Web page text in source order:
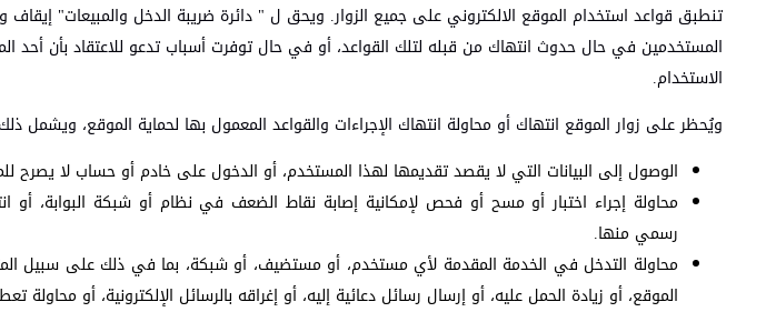
تنطبق قواعد استخدام الموقع الالكتروني على جميع الزوار. ويحق ل " دائرة ضريبة الدخل والمبيعات"
المستخدمين في حال حدوث انتهاك من قبله لتلك القواعد، أو في حال توفرت أسباب تدعو للاعتقاد بأن
الاستخدام.
ويُحظر على زوار الموقع انتهاك أو محاولة انتهاك الإجراءات والقواعد المعمول بها لحماية الموقع، ويشمل ذلك
الوصول إلى البيانات التي لا يقصد تقديمها لهذا المستخدم، أو الدخول على خادم أو حساب لا يصرح
محاولة إجراء اختبار أو مسح أو فحص لإمكانية إصابة نقاط الضعف في نظام أو شبكة البوابة، أو
رسمي منها.
محاولة التدخل في الخدمة المقدمة لأي مستخدم، أو مستضيف، أو شبكة، بما في ذلك على سبيل
الموقع، أو زيادة الحمل عليه، أو إرسال رسائل دعائية إليه، أو إغراقه بالرسائل الإلكترونية، أو محاولة